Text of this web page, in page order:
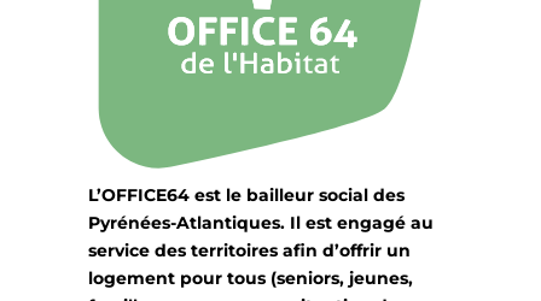
L’OFFICE64 est le bailleur social des
Pyrénées-Atlantiques. Il est engagé au
service des territoires afin d’offrir un
logement pour tous (seniors, jeunes,